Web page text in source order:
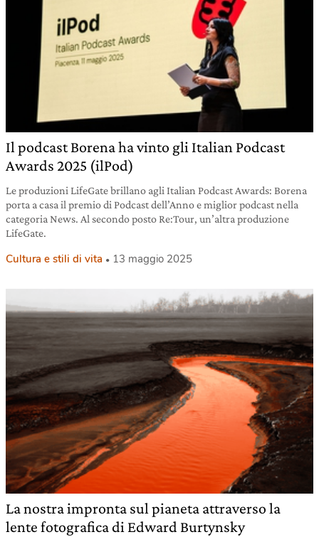
Il podcast Borena ha vinto gli Italian Podcast
Awards 2025 (ilPod)
Le produzioni LifeGate brillano agli Italian Podcast Awards: Borena
porta a casa il premio di Podcast dell’Anno e miglior podcast nella
categoria News. Al secondo posto Re:Tour, un’altra produzione
LifeGate.
Cultura e stili di vita 13 maggio 2025
La nostra impronta sul pianeta attraverso la
lente fotografica di Edward Burtynsky